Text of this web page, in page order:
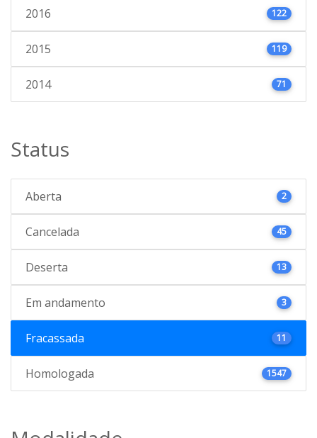
2016 122
2015 119
2014 71
Status
Aberta 2
Cancelada 45
Deserta 13
Em andamento 3
Fracassada 11
Homologada 1547